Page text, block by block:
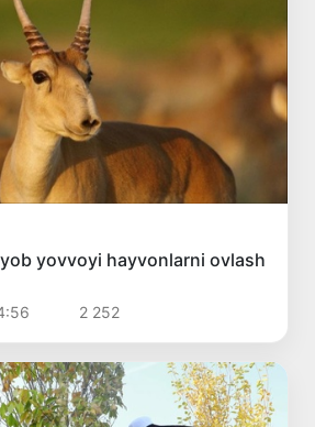
yovvoyi hayvonlarni ovlash
2 252